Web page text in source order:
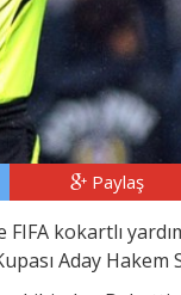
Paylaş
kokartlı
Aday Hakem